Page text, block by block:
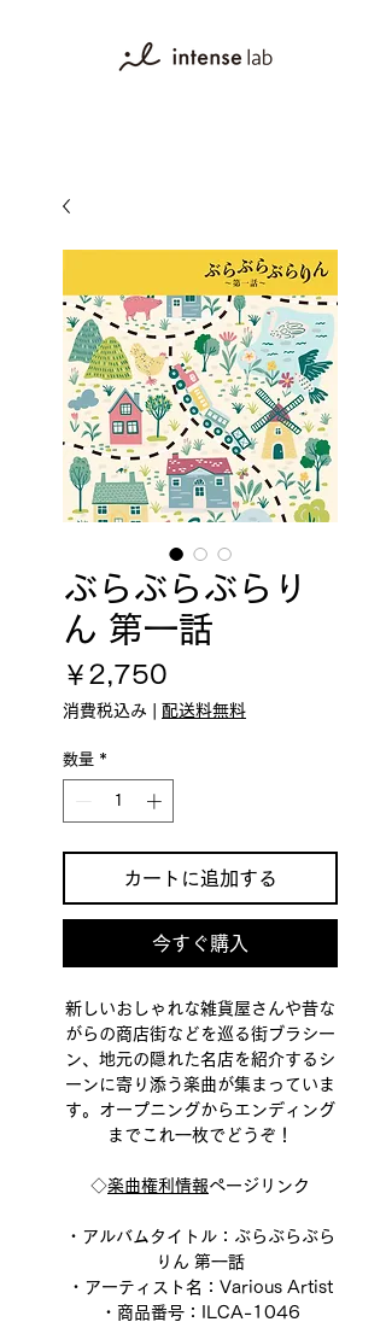
ぶらぶらぶらり
ん 第一話
￥2,750
格
消費税込み 配送料無料
数量 *
カートに追加する
今すぐ購入
新しいおしゃれな雑貨屋さんや昔な
がらの商店街などを巡る街ブラシー
ン、地元の隠れた名店を紹介するシ
ーンに寄り添う楽曲が集まっていま
す。オープニングからエンディング
までこれ一枚でどうぞ！
◇楽曲権利情報ページリンク
・アルバムタイトル：ぶらぶらぶら
りん 第一話
・アーティスト名：Various Artist
・商品番号：ILCA-1046